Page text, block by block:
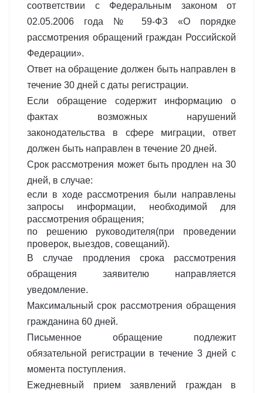
соответствии с Федеральным законом от
02.05.2006 года № 59-ФЗ «О порядке
рассмотрения обращений граждан Российской
Федерации».
Ответ на обращение должен быть направлен в
течение 30 дней с даты регистрации.
Если обращение содержит информацию о
фактах возможных нарушений
законодательства в сфере миграции, ответ
должен быть направлен в течение 20 дней.
Срок рассмотрения может быть продлен на 30
дней, в случае:
если в ходе рассмотрения были направлены
запросы информации, необходимой для
рассмотрения обращения;
по решению руководителя(при проведении
проверок, выездов, совещаний).
В случае продления срока рассмотрения
обращения заявителю направляется
уведомление.
Максимальный срок рассмотрения обращения
гражданина 60 дней.
Письменное обращение подлежит
обязательной регистрации в течение 3 дней с
момента поступления.
Ежедневный прием заявлений граждан в